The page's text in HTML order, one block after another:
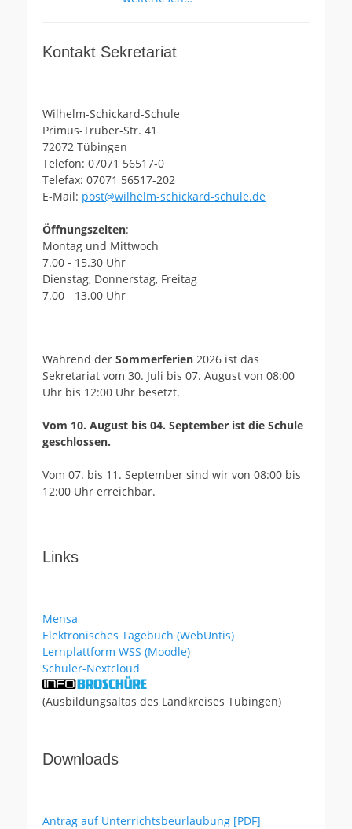
Kontakt Sekretariat
Wilhelm-Schickard-Schule
Primus-Truber-Str. 41
72072 Tübingen
Telefon: 07071 56517-0
Telefax: 07071 56517-202
E-Mail: post@wilhelm-schickard-schule.de
Öffnungszeiten:
Montag und Mittwoch
7.00 - 15.30 Uhr
Dienstag, Donnerstag, Freitag
7.00 - 13.00 Uhr
Während der Sommerferien 2026 ist das
Sekretariat vom 30. Juli bis 07. August von 08:00
Uhr bis 12:00 Uhr besetzt.
Vom 10. August bis 04. September ist die Schule
geschlossen.
Vom 07. bis 11. September sind wir von 08:00 bis
12:00 Uhr erreichbar.
Links
Mensa
Elektronisches Tagebuch (WebUntis)
Lernplattform WSS (Moodle)
Schüler-Nextcloud
(Ausbildungsaltas des Landkreises Tübingen)
Downloads
Antrag auf Unterrichtsbeurlaubung [PDF]